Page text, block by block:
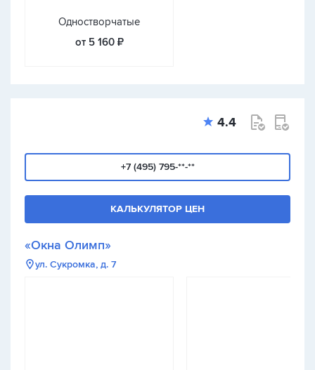
Одностворчатые
от 5 160 ₽
4.4
+7 (495) 795-**-**
КАЛЬКУЛЯТОР ЦЕН
«Окна Олимп»
ул. Сукромка, д. 7